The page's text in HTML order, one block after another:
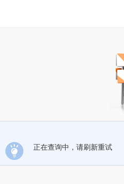
正在查询中，请刷新重试